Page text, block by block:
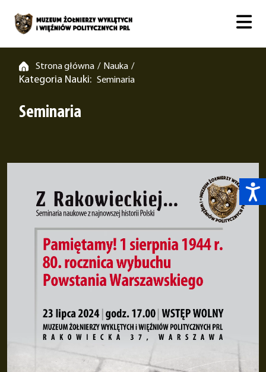
Strona główna / Nauka /
Kategoria Nauki: Seminaria
Seminaria